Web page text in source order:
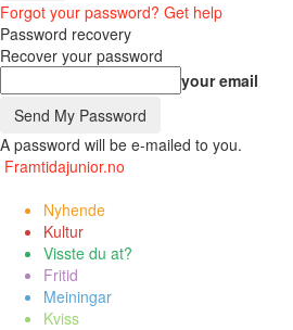
Forgot your password? Get help
Password recovery
Recover your password
your email
A password will be e-mailed to you.
Framtidajunior.no
Nyhende
Kultur
Visste du at?
Fritid
Meiningar
Kviss